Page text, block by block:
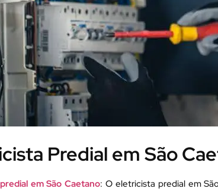
Predial em São
em São Caetano: O eletricista predial em